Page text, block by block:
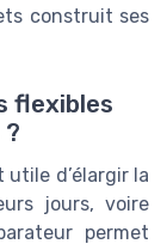
construit ses
flexibles
utile d’élargir la
jours, voire
permet